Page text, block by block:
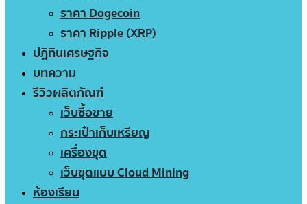
ราคา Dogecoin
ราคา Ripple (XRP)
ปฏิทินเศรษฐกิจ
บทความ
รีวิวผลิตภัณฑ์
เว็บซื้อขาย
กระเป๋าเก็บเหรียญ
เครื่องขุด
เว็บขุดแบบ Cloud Mining
ห้องเรียน